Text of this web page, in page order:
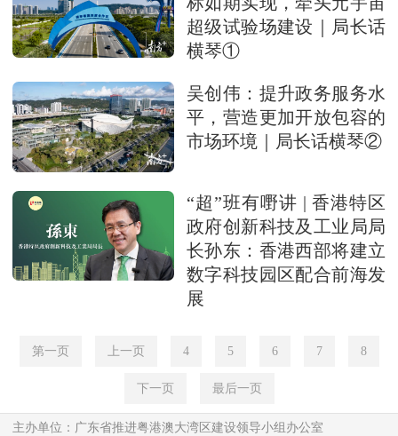
超级试验场建设｜局长话
横琴①
吴创伟：提升政务服务水
平，营造更加开放包容的
市场环境｜局长话横琴②
“超”班有嘢讲 | 香港特区
政府创新科技及工业局局
长孙东：香港西部将建立
数字科技园区配合前海发
展
第一页 上一页 4 5 6 7 8
下一页 最后一页
主办单位：广东省推进粤港澳大湾区建设领导小组办公室